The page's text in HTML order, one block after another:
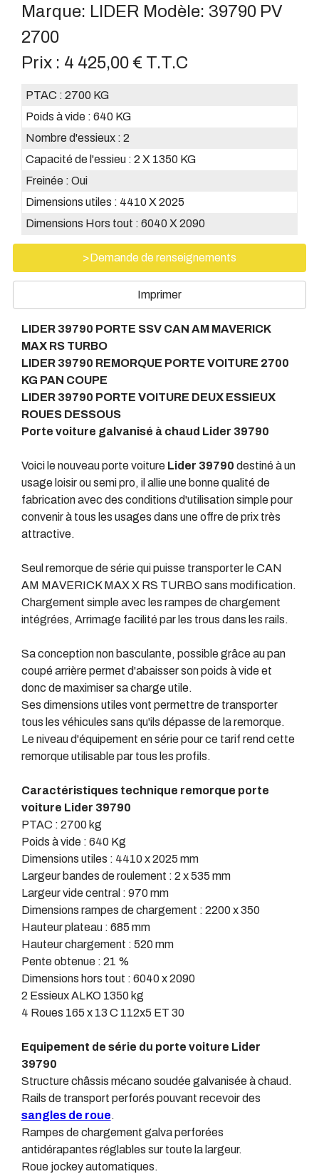
Marque: LIDER Modèle: 39790 PV
2700
Prix : 4 425,00 € T.T.C
PTAC : 2700 KG
Poids à vide : 640 KG
Nombre d'essieux : 2
Capacité de l'essieu : 2 X 1350 KG
Freinée : Oui
Dimensions utiles : 4410 X 2025
Dimensions Hors tout : 6040 X 2090
>Demande de renseignements
Imprimer
LIDER 39790 PORTE SSV CAN AM MAVERICK
MAX RS TURBO
LIDER 39790 REMORQUE PORTE VOITURE 2700
KG PAN COUPE
LIDER 39790 PORTE VOITURE DEUX ESSIEUX
ROUES DESSOUS
Porte voiture galvanisé à chaud Lider 39790
Voici le nouveau porte voiture Lider 39790 destiné à un
usage loisir ou semi pro, il allie une bonne qualité de
fabrication avec des conditions d'utilisation simple pour
convenir à tous les usages dans une offre de prix très
attractive.
Seul remorque de série qui puisse transporter le CAN
AM MAVERICK MAX X RS TURBO sans modification.
Chargement simple avec les rampes de chargement
intégrées, Arrimage facilité par les trous dans les rails.
Sa conception non basculante, possible grâce au pan
coupé arrière permet d'abaisser son poids à vide et
donc de maximiser sa charge utile.
Ses dimensions utiles vont permettre de transporter
tous les véhicules sans qu'ils dépasse de la remorque.
Le niveau d'équipement en série pour ce tarif rend cette
remorque utilisable par tous les profils.
Caractéristiques technique remorque porte
voiture Lider 39790
PTAC : 2700 kg
Poids à vide : 640 Kg
Dimensions utiles : 4410 x 2025 mm
Largeur bandes de roulement : 2 x 535 mm
Largeur vide central : 970 mm
Dimensions rampes de chargement : 2200 x 350
Hauteur plateau : 685 mm
Hauteur chargement : 520 mm
Pente obtenue : 21 %
Dimensions hors tout : 6040 x 2090
2 Essieux ALKO 1350 kg
4 Roues 165 x 13 C 112x5 ET 30
Equipement de série du porte voiture Lider
39790
Structure châssis mécano soudée galvanisée à chaud.
Rails de transport perforés pouvant recevoir des
sangles de roue.
Rampes de chargement galva perforées
antidérapantes réglables sur toute la largeur.
Roue jockey automatiques.